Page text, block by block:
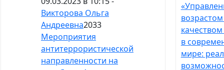
Викторова Ольга
Андреевна2033
Мероприятия
антитеррористической
направленности на
в
мире: